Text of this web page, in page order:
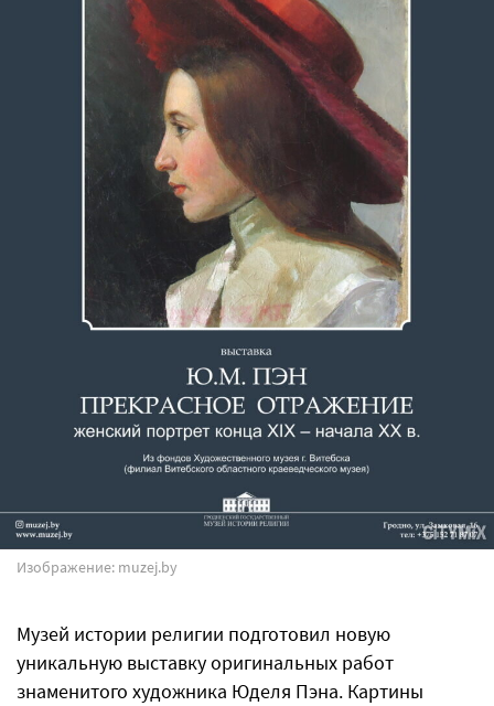
Изображение: muzej.by
Музей истории религии подготовил новую
уникальную выставку оригинальных работ
знаменитого художника Юделя Пэна. Картины